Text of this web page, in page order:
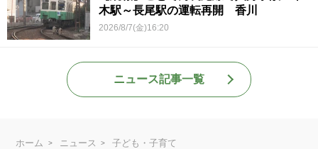
木駅～長尾駅の運転再開 香川
2026/8/7(金)16:20
ニュース記事一覧
ホーム ニュース
子ども・子育て